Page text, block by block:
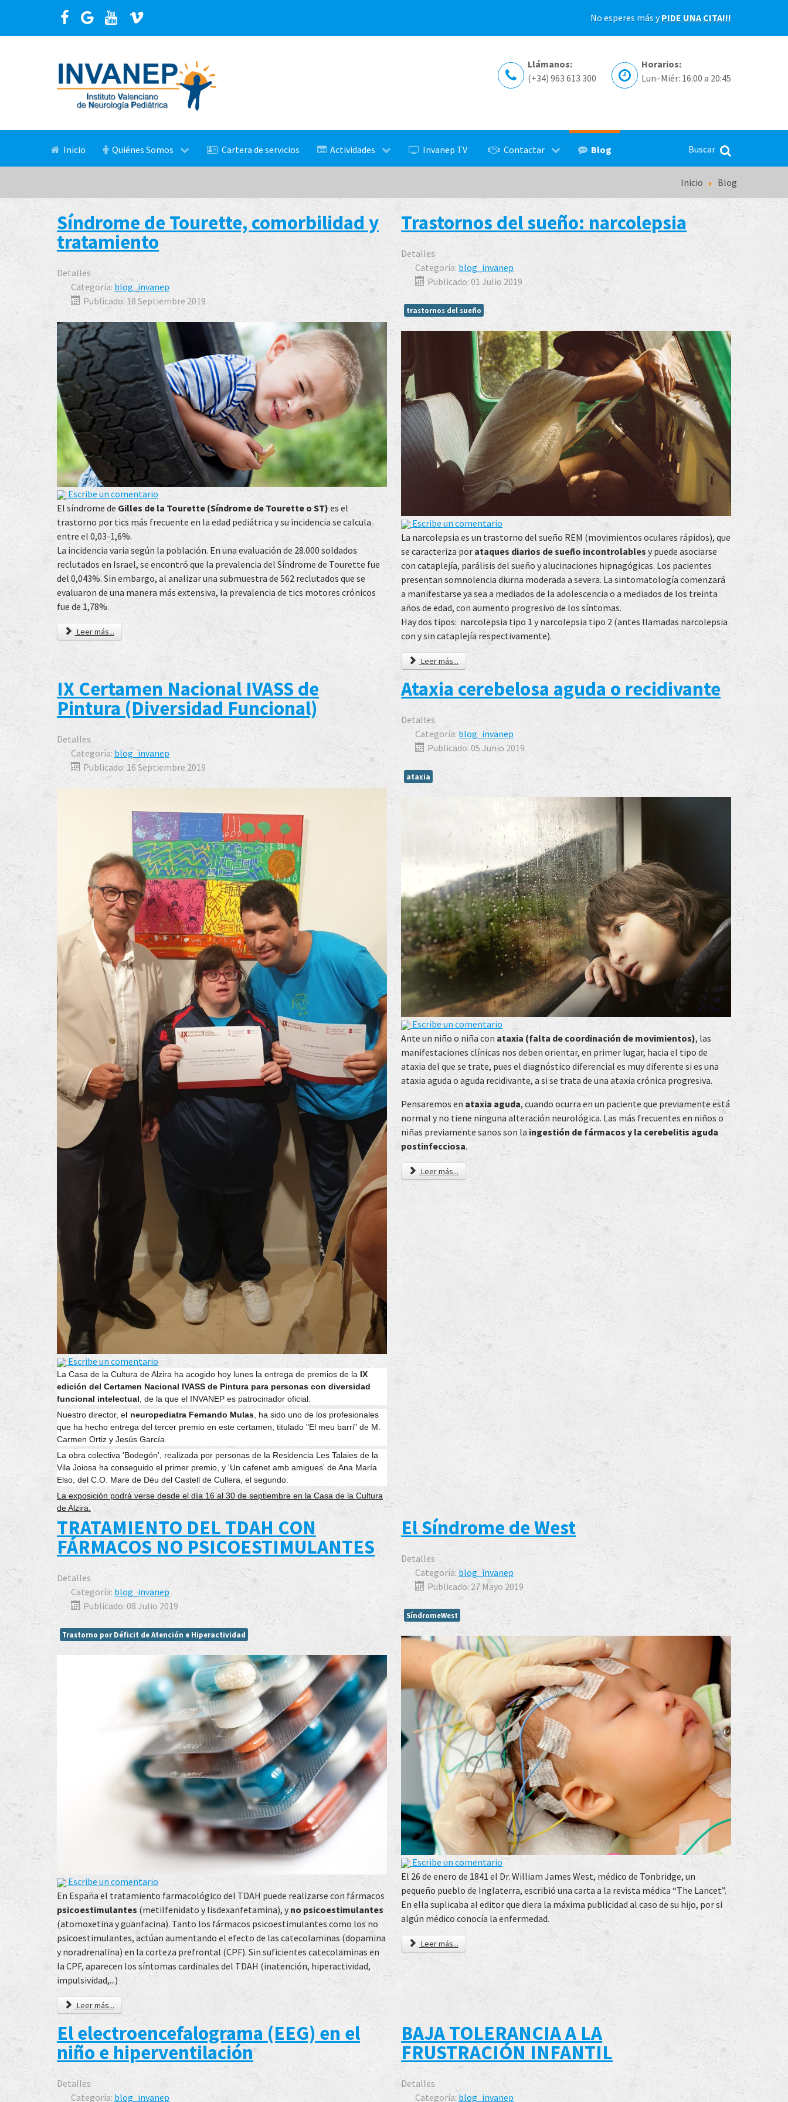
No esperes más yPIDE UNA CITA!!!
Llámanos:
(+34) 963 613 300
Horarios:
Lun–Miér: 16:00 a 20:45
Inicio Quiénes Somos Cartera de servicios Actividades Invanep TV Contactar Blog
Inicio Blog
Síndrome de Tourette, comorbilidad y
tratamiento
Detalles
Categoría: blog_invanep
Publicado: 18 Septiembre 2019
Escribe un comentario
El síndrome de Gilles de la Tourette (Síndrome de Tourette o ST)es el
trastorno por tics más frecuente en la edad pediátrica y su incidencia se calcula
entre el 0,03-1,6%.
La incidencia varia según la población. En una evaluación de 28.000 soldados
reclutados en Israel, se encontró que la prevalencia del Síndrome de Tourette fue
del 0,043%. Sin embargo, al analizar una submuestra de 562 reclutados que se
evaluaron de una manera más extensiva, la prevalencia de tics motores crónicos
fue de 1,78%.
Leer más...
Trastornos del sueño: narcolepsia
Detalles
Categoría: blog_invanep
Publicado: 01 Julio 2019
trastornos del sueño
Escribe un comentario
La narcolepsia es un trastorno del sueño REM (movimientos oculares rápidos), que
se caracteriza porataques diarios de sueño incontrolables y puede asociarse
con cataplejía, parálisis del sueño y alucinaciones hipnagógicas. Los pacientes
presentan somnolencia diurna moderada a severa. La sintomatología comenzará
a manifestarse ya sea a mediados de la adolescencia o a mediados de los treinta
años de edad, con aumento progresivo de los síntomas.
Hay dos tipos: narcolepsia tipo 1 y narcolepsia tipo 2 (antes llamadas narcolepsia
con y sin cataplejía respectivamente).
Leer más...
IX Certamen Nacional IVASS de
Pintura (Diversidad Funcional)
Detalles
Categoría: blog_invanep
Publicado: 16 Septiembre 2019
Escribe un comentario
La Casa de la Cultura de Alzira ha acogido hoy lunes la entrega de premios de la IX
edición del Certamen Nacional IVASS de Pintura para personas con diversidad
funcional intelectual , de la que el INVANEP es patrocinador oficial.
Nuestro director, el neuropediatra Fernando Mulas , ha sido uno de los profesionales
que ha hecho entrega del tercer premio en este certamen, titulado "El meu barri" de M.
Carmen Ortiz y Jesús García.
La obra colectiva 'Bodegón', realizada por personas de la Residencia Les Talaies de la
Vila Joiosa ha conseguido el primer premio, y 'Un cafenet amb amigues' de Ana María
Elso, del C.O. Mare de Déu del Castell de Cullera, el segundo.
La exposición podrá verse desde el día 16 al 30 de septiembre en la Casa de la Cultura
de Alzira.
Ataxia cerebelosa aguda o recidivante
Detalles
Categoría: blog_invanep
Publicado: 05 Junio 2019
ataxia
Escribe un comentario
Ante un niño o niña con ataxia (falta de coordinación de movimientos), las
manifestaciones clínicas nos deben orientar, en primer lugar, hacia el tipo de
ataxia del que se trate, pues el diagnóstico diferencial es muy diferente si es una
ataxia aguda o aguda recidivante, a si se trata de una ataxia crónica progresiva.
Pensaremos enataxia aguda, cuando ocurra en un paciente que previamente está
normal y no tiene ninguna alteración neurológica. Las más frecuentes en niños o
niñas previamente sanos son laingestión de fármacos y la cerebelitis aguda
postinfecciosa.
Leer más...
TRATAMIENTO DEL TDAH CON
FÁRMACOS NO PSICOESTIMULANTES
Detalles
Categoría:blog_invanep
Publicado: 08 Julio 2019
Trastorno por Déficit de Atención e Hiperactividad
Escribe un comentario
En España el tratamiento farmacológico del TDAH puede realizarse con fármacos
psicoestimulantes(metilfenidato y lisdexanfetamina), yno psicoestimulantes
(atomoxetina y guanfacina). Tanto los fármacos psicoestimulantes como los no
psicoestimulantes, actúan aumentando el efecto de las catecolaminas (dopamina
y noradrenalina) en la corteza prefrontal (CPF). Sin suficientes catecolaminas en
la CPF, aparecen los síntomas cardinales del TDAH (inatención, hiperactividad,
impulsividad,...)
Leer más...
El Síndrome de West
Detalles
Categoría: blog_invanep
Publicado: 27 Mayo 2019
SíndromeWest
Escribe un comentario
El 26 de enero de 1841 el Dr. William James West, médico de Tonbridge, un
pequeño pueblo de Inglaterra, escribió una carta a la revista médica “The Lancet”.
En ella suplicaba al editor que diera la máxima publicidad al caso de su hijo, por si
algún médico conocía la enfermedad.
Leer más...
El electroencefalograma (EEG) en el
niño e hiperventilación
Detalles
Categoría: blog_invanep
BAJA TOLERANCIA A LA
FRUSTRACIÓN INFANTIL
Detalles
Categoría:blog_invanep